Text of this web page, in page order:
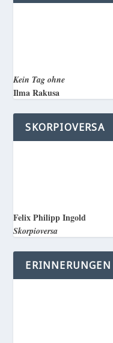
Kein Tag ohne
Ilma Rakusa
SKORPIOVERSA
Felix Philipp Ingold
Skorpioversa